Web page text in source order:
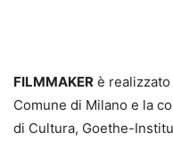
FILMMAKER è
Comune di Milano e la
di Cultura, Goethe-